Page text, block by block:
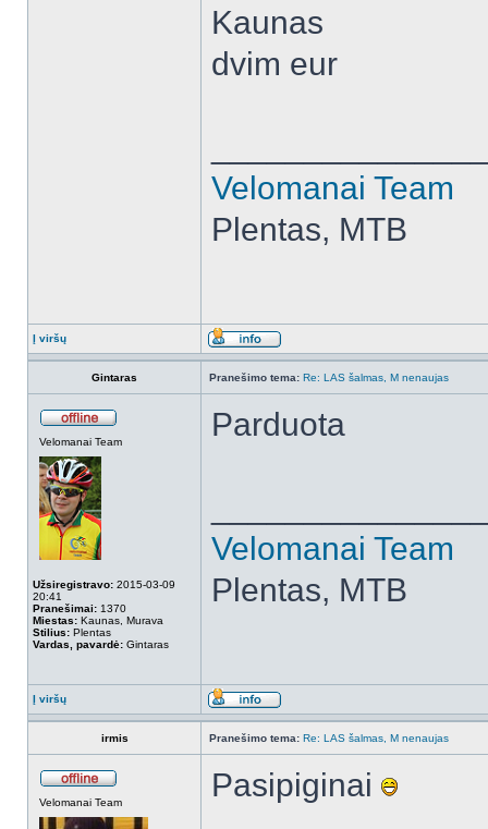
Kaunas
dvim eur
Velomanai Team
Plentas, MTB
Į viršų
Gintaras Pranešimo tema: Re: LAS šalmas, M nenaujas
Velomanai Team
Užsiregistravo: 2015-03-09
20:41
Pranešimai: 1370
Miestas: Kaunas, Murava
Stilius: Plentas
Vardas, pavardė: Gintaras
Parduota
Velomanai Team
Plentas, MTB
Į viršų
irmis Pranešimo tema: Re: LAS šalmas, M nenaujas
Velomanai Team Pasipiginai